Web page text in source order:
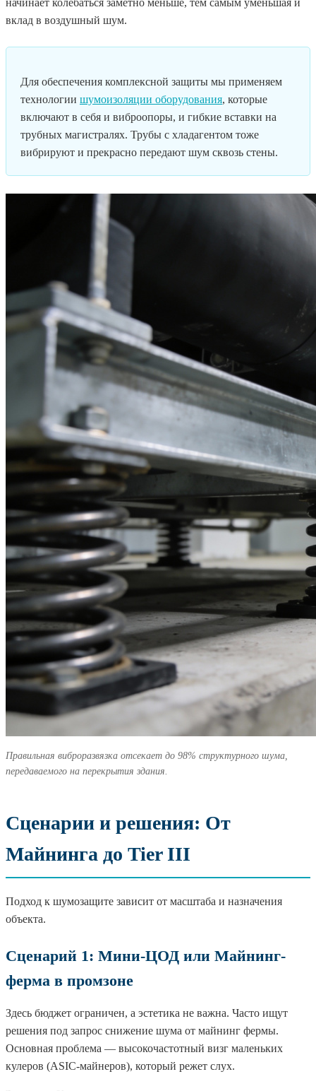
вклад в воздушный шум.
Для обеспечения комплексной защиты мы применяем
технологии шумоизоляции оборудования, которые
включают в себя и виброопоры, и гибкие вставки на
трубных магистралях. Трубы с хладагентом тоже
вибрируют и прекрасно передают шум сквозь стены.
Правильная виброразвязка отсекает до 98% структурного шума,
передаваемого на перекрытия здания.
Сценарии и решения: От
Майнинга до Tier III
Подход к шумозащите зависит от масштаба и назначения
объекта.
Сценарий 1: Мини-ЦОД или Майнинг-
ферма в промзоне
Здесь бюджет ограничен, а эстетика не важна. Часто ищут
решения под запрос снижение шума от майнинг фермы.
Основная проблема — высокочастотный визг маленьких
кулеров (ASIC-майнеров), который режет слух.